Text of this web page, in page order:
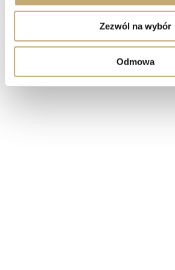
Zezwól na wybór
Odmowa